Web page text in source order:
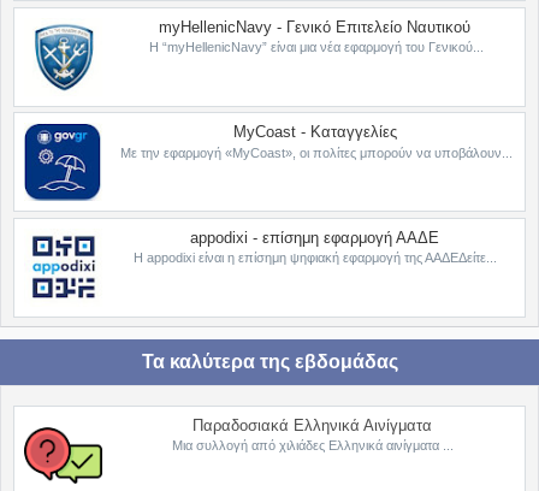
myHellenicNavy - Γενικό Επιτελείο Ναυτικού
Η “myHellenicNavy” είναι μια νέα εφαρμογή του Γενικού...
MyCoast - Καταγγελίες
Με την εφαρμογή «MyCoast», οι πολίτες μπορούν να υποβάλουν...
appodixi - επίσημη εφαρμογή ΑΑΔΕ
Η appodixi είναι η επίσημη ψηφιακή εφαρμογή της ΑΑΔΕΔείτε...
Τα καλύτερα της εβδομάδας
Παραδοσιακά Ελληνικά Αινίγματα
Μια συλλογή από χιλιάδες Ελληνικά αινίγματα ...